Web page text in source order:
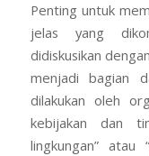
Penting untuk
jelas yang
didiskusikan
menjadi bagian
dilakukan oleh
kebijakan dan
lingkungan” atau